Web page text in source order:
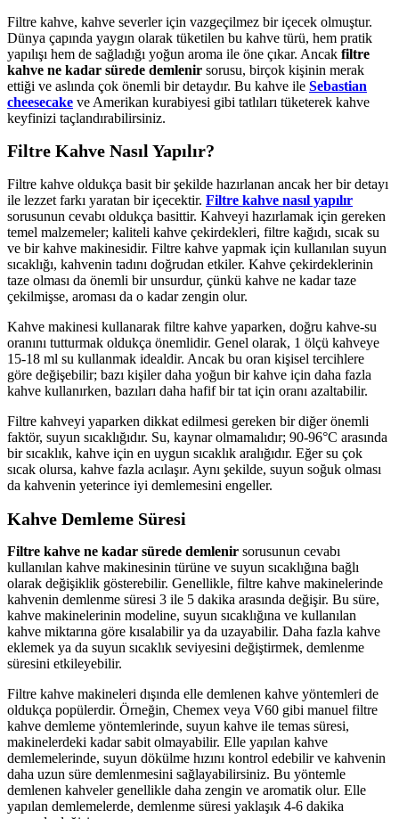
Filtre kahve, kahve severler için vazgeçilmez bir içecek olmuştur.
Dünya çapında yaygın olarak tüketilen bu kahve türü, hem pratik
yapılışı hem de sağladığı yoğun aroma ile öne çıkar. Ancak filtre
kahve ne kadar sürede demlenir sorusu, birçok kişinin merak
ettiği ve aslında çok önemli bir detaydır. Bu kahve ile Sebastian
cheesecake ve Amerikan kurabiyesi gibi tatlıları tüketerek kahve
keyfinizi taçlandırabilirsiniz.
Filtre Kahve Nasıl Yapılır?
Filtre kahve oldukça basit bir şekilde hazırlanan ancak her bir detayı
ile lezzet farkı yaratan bir içecektir. Filtre kahve nasıl yapılır
sorusunun cevabı oldukça basittir. Kahveyi hazırlamak için gereken
temel malzemeler; kaliteli kahve çekirdekleri, filtre kağıdı, sıcak su
ve bir kahve makinesidir. Filtre kahve yapmak için kullanılan suyun
sıcaklığı, kahvenin tadını doğrudan etkiler. Kahve çekirdeklerinin
taze olması da önemli bir unsurdur, çünkü kahve ne kadar taze
çekilmişse, aroması da o kadar zengin olur.
Kahve makinesi kullanarak filtre kahve yaparken, doğru kahve-su
oranını tutturmak oldukça önemlidir. Genel olarak, 1 ölçü kahveye
15-18 ml su kullanmak idealdir. Ancak bu oran kişisel tercihlere
göre değişebilir; bazı kişiler daha yoğun bir kahve için daha fazla
kahve kullanırken, bazıları daha hafif bir tat için oranı azaltabilir.
Filtre kahveyi yaparken dikkat edilmesi gereken bir diğer önemli
faktör, suyun sıcaklığıdır. Su, kaynar olmamalıdır; 90-96°C arasında
bir sıcaklık, kahve için en uygun sıcaklık aralığıdır. Eğer su çok
sıcak olursa, kahve fazla acılaşır. Aynı şekilde, suyun soğuk olması
da kahvenin yeterince iyi demlemesini engeller.
Kahve Demleme Süresi
Filtre kahve ne kadar sürede demlenir sorusunun cevabı
kullanılan kahve makinesinin türüne ve suyun sıcaklığına bağlı
olarak değişiklik gösterebilir. Genellikle, filtre kahve makinelerinde
kahvenin demlenme süresi 3 ile 5 dakika arasında değişir. Bu süre,
kahve makinelerinin modeline, suyun sıcaklığına ve kullanılan
kahve miktarına göre kısalabilir ya da uzayabilir. Daha fazla kahve
eklemek ya da suyun sıcaklık seviyesini değiştirmek, demlenme
süresini etkileyebilir.
Filtre kahve makineleri dışında elle demlenen kahve yöntemleri de
oldukça popülerdir. Örneğin, Chemex veya V60 gibi manuel filtre
kahve demleme yöntemlerinde, suyun kahve ile temas süresi,
makinelerdeki kadar sabit olmayabilir. Elle yapılan kahve
demlemelerinde, suyun dökülme hızını kontrol edebilir ve kahvenin
daha uzun süre demlenmesini sağlayabilirsiniz. Bu yöntemle
demlenen kahveler genellikle daha zengin ve aromatik olur. Elle
yapılan demlemelerde, demlenme süresi yaklaşık 4-6 dakika